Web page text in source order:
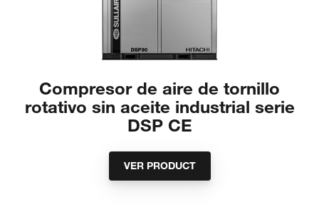
Compresor de aire de tornillo
rotativo sin aceite industrial serie
DSP CE
VER PRODUCT